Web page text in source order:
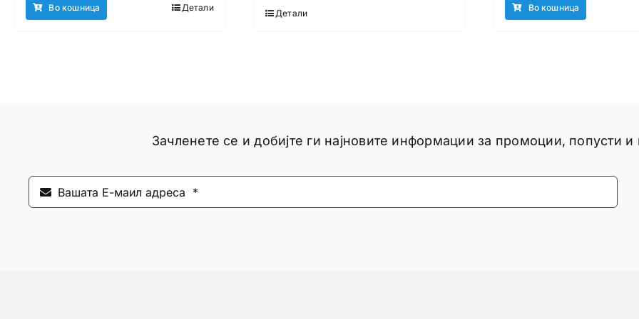
Во кошница Детали
Детали
Во кошница
Зачленете се и добијте ги најновите информации за промоции, попусти